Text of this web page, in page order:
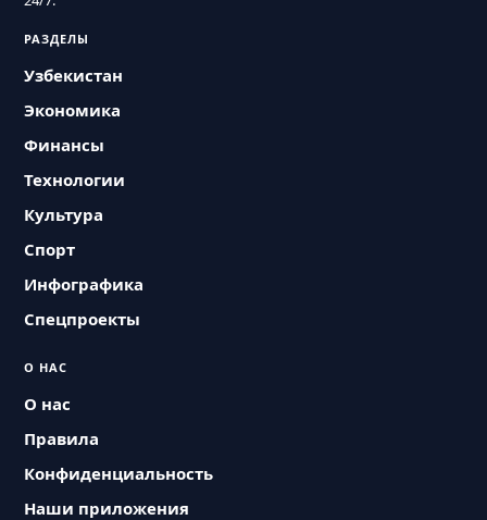
РАЗДЕЛЫ
Узбекистан
Экономика
Финансы
Технологии
Культура
Спорт
Инфографика
Спецпроекты
О НАС
О нас
Правила
Конфиденциальность
Наши приложения